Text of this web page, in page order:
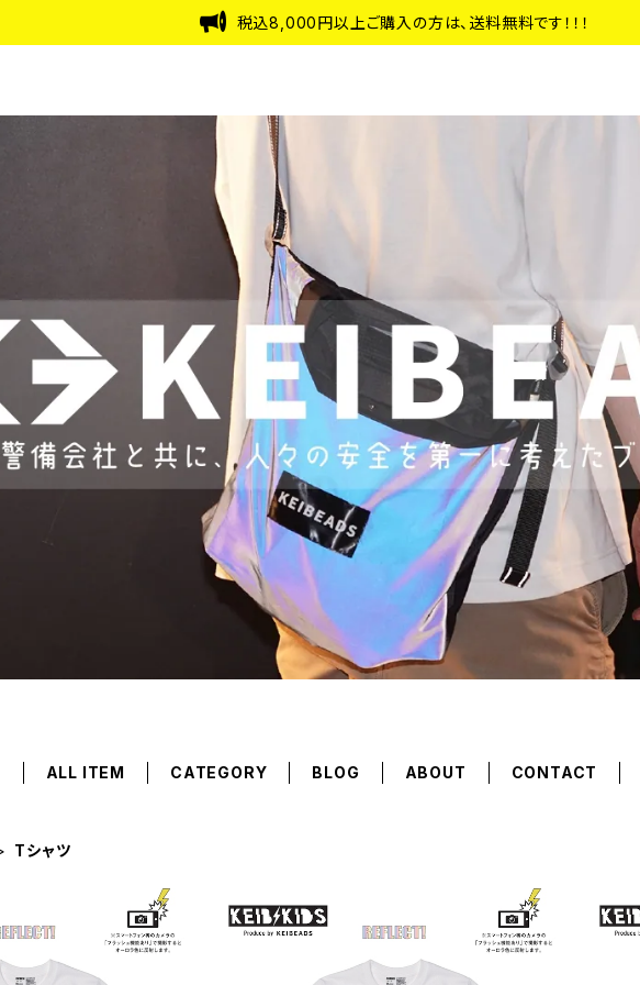
税込8,000円以上ご購入の方は、送料無料です！！！
ALL ITEM CATEGORY BLOG ABOUT CONTACT
Tシャツ